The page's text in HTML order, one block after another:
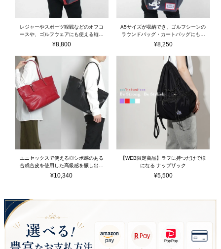
レジャーやスポーツ観戦などのオフコ
ースや、ゴルフウェアにも使える縦型
ショルダーバッグ
¥8,800
A5サイズが収納でき、ゴルフシーンの
ラウンドバッグ・カートバッグにも使
えるミニトートバッグ
¥8,250
ユニセックスで使える◎シボ感のある
合成合皮を使用した高級感を醸し出す
多用途なトートバッグ
¥10,340
【WEB限定商品】ラフに持つだけで様
になる ナップザック
¥5,500